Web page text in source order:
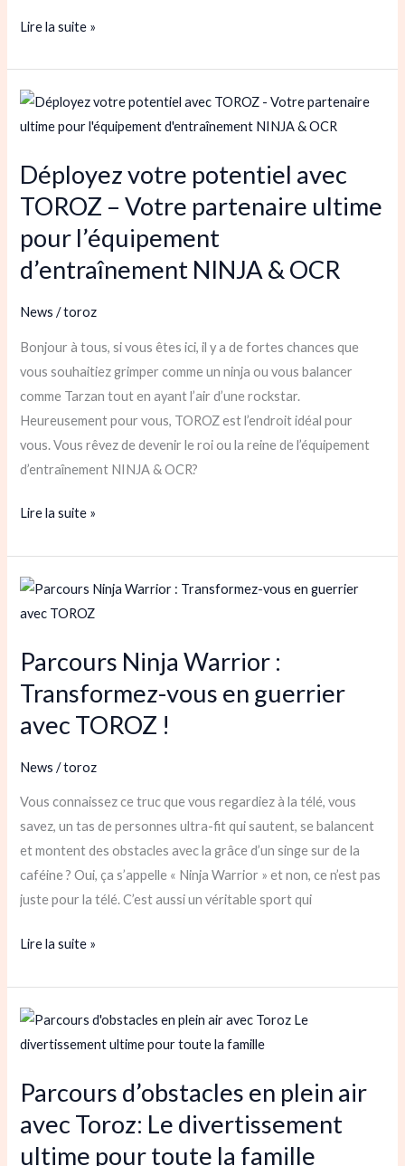
Lire la suite »
Déployez votre potentiel avec
TOROZ – Votre partenaire ultime
pour l’équipement
d’entraînement NINJA & OCR
News /toroz
Bonjour à tous, si vous êtes ici, il y a de fortes chances que
vous souhaitiez grimper comme un ninja ou vous balancer
comme Tarzan tout en ayant l’air d’une rockstar.
Heureusement pour vous, TOROZ est l’endroit idéal pour
vous. Vous rêvez de devenir le roi ou la reine de l’équipement
d’entraînement NINJA & OCR?
Déployez
votre
avec
TOROZ
Votre
partenaire
pour
l’équipement
d’entraînement
NINJA
&
OCR
Lire la suite »
Parcours Ninja Warrior :
Transformez-vous en guerrier
avec TOROZ !
News /toroz
Vous connaissez ce truc que vous regardiez à la télé, vous
savez, un tas de personnes ultra-fit qui sautent, se balancent
et montent des obstacles avec la grâce d’un singe sur de la
caféine ? Oui, ça s’appelle « Ninja Warrior » et non, ce n’est pas
juste pour la télé. C’est aussi un véritable sport qui
Parcours
Ninja
Transformez-
en
guerrier
TOROZ
!
Lire la suite »
Parcours d’obstacles en plein air
avec Toroz: Le divertissement
ultime pour toute la famille
Parcours
d’obstacles
plein